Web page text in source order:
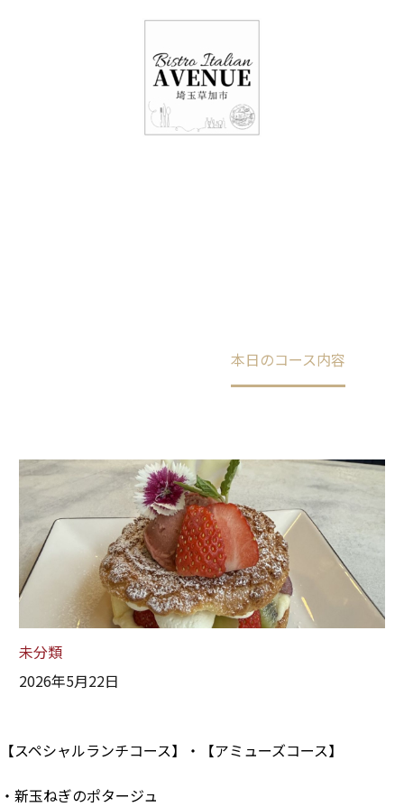
本日のコース内容
未分類
2026年5月22日
【スペシャルランチコース】・【アミューズコース】
・新玉ねぎのポタージュ